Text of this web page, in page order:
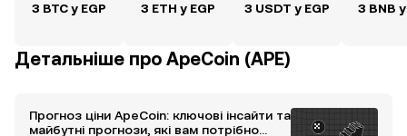
З BTC у EGP З ETH у EGP З USDT у EGP З BNB
Детальніше про ApeCoin (APE)
Прогноз ціни ApeCoin: ключові інсайти та
майбутні прогнози, які вам потрібно